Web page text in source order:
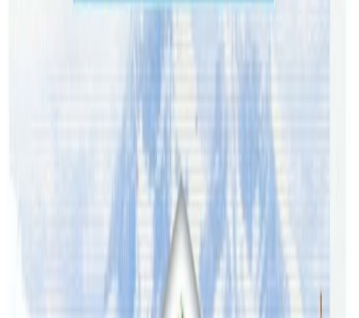
सहयोगमा हुदै आएको सांस्कृतिक उत्सवमा उपस्थित भइ दिनुहुन
आयोजक एन्टाले हार्दिक अनुरोध गरेको छ। डिनर सहितको सो
४ बर्ष मुनिका बालबालिकाले भने निशुल्क प्रवेश पाउनेछन् ।
यस वेवसाइटमा प्रकाशित समाचार, विचार र लेखबारे तपाईंको कुनै
प्रतिक्रिया, गुनासो, सुझाव र सल्लाह छन् भने कृपया हामीलाई निम्न ईमेलमा
पठाउनुहोला । तपाईंको सहयोगले हामीलाई निष्पक्ष र तटस्थ पत्रकारिता गर्न
info@nepaltube.com.au